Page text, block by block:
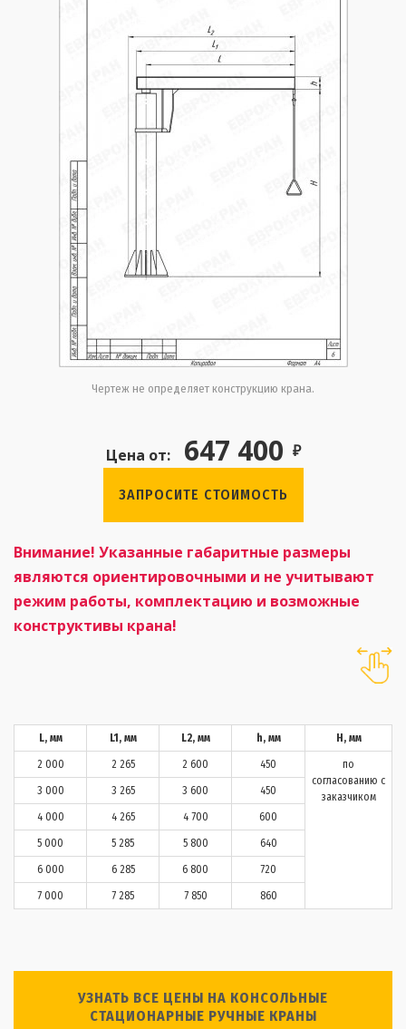
Чертеж не определяет конструкцию крана.
Цена от: 647 400 ₽
ЗАПРОСИТЕ СТОИМОСТЬ
Внимание! Указанные габаритные размеры
являются ориентировочными и не учитывают
режим работы, комплектацию и возможные
конструктивы крана!
L, мм L1, мм L2, мм h, мм H, мм
2 000 2 265 2 600 450
по
согласованию с
заказчиком
3 000 3 265 3 600 450
4 000 4 265 4 700 600
5 000 5 285 5 800 640
6 000 6 285 6 800 720
7 000 7 285 7 850 860
УЗНАТЬ ВСЕ ЦЕНЫ НА КОНСОЛЬНЫЕ
СТАЦИОНАРНЫЕ РУЧНЫЕ КРАНЫ